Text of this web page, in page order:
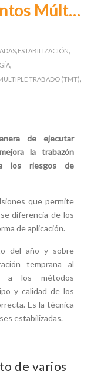
¿Qué son los Tratamientos Múltiples Trabados®?
,ESTABILIZACIÓN,
,
TRABADO (TMT),
de ejecutar
la trabazón
los riesgos de
que permite
diferencia de los
de aplicación.
del año y sobre
temprana al
a los métodos
y calidad de los
Es la técnica
estabilizadas.
de varios